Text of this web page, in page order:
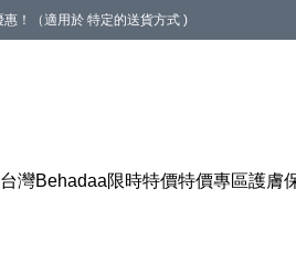
！（適用於 特定的送貨方式 )
灣Behadaa限時特價特價專區護膚